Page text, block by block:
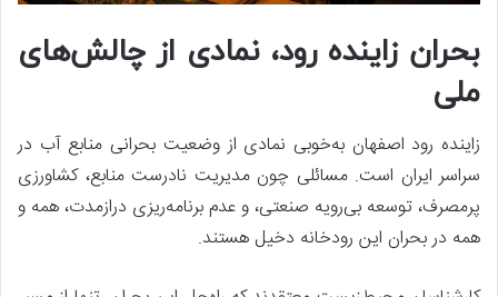
بحران زاینده رود، نمادی از چالش‌های
ملی
زاینده رود اصفهان به‌خوبی نمادی از وضعیت بحرانی منابع آب در
سراسر ایران است. مسائلی چون مدیریت نادرست منابع، کشاورزی
پرمصرف، توسعه بی‌رویه صنعتی، و عدم برنامه‌ریزی درازمدت، همه و
همه در بحران این رودخانه دخیل هستند.